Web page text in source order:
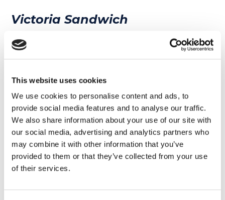
This website uses cookies
We use cookies to personalise content and ads, to
provide social media features and to analyse our traffic.
We also share information about your use of our site with
our social media, advertising and analytics partners who
may combine it with other information that you’ve
provided to them or that they’ve collected from your use
of their services.
Victoria Sandwich
Cosa c’è di meglio del sapere che il tuo
dolce preferito passerà alla storia con il tuo
nome? Questa fortuna è toccata alla regina
Vittoria, con riferimento alla torta che più di
tutte amava consumare durante l’ora del tè:
laVictoria Sponge, oVictoria Sandwich!Due
strati morbidissimi disponge cake(una
sorta di pan di spagna), e in mezzo un
abbondante strato di marmellata di lamponi